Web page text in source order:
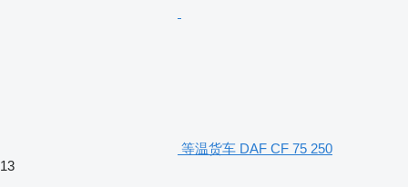
等温货车 DAF CF 75 250
13